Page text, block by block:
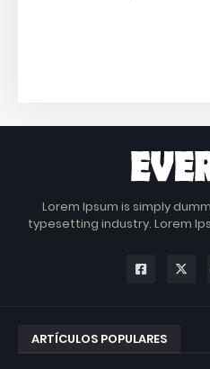
Lorem Ipsum is simply
typesetting industry. Lorem
ARTÍCULOS POPULARES